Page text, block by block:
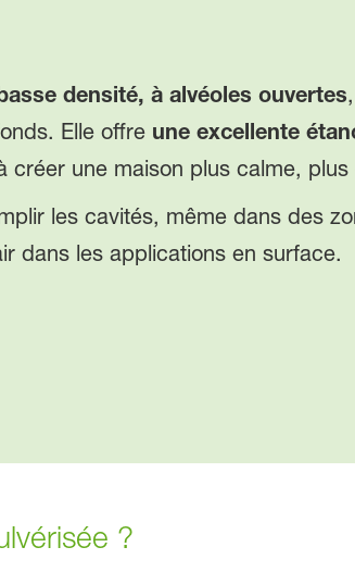
densité, à alvéoles ouvertes
Elle offre une excellente
créer une maison plus calme,
les cavités, même dans des
dans les applications en surface.
?